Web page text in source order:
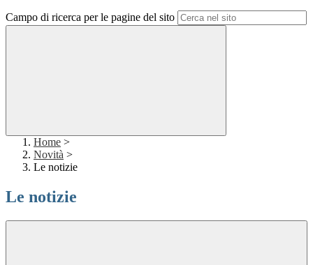
Campo di ricerca per le pagine del sito
Home >
Novità >
Le notizie
Le notizie